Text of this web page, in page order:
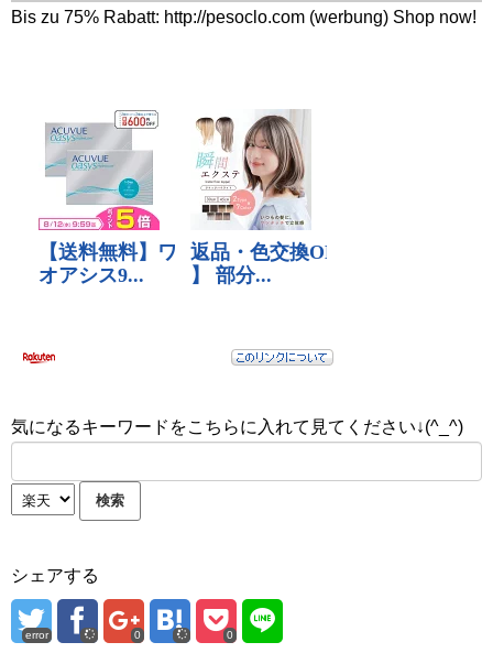
Bis zu 75% Rabatt: http://pesoclo.com (werbung) Shop now!
気になるキーワードをこちらに入れて見てください↓(^_^)
シェアする
error 0 0